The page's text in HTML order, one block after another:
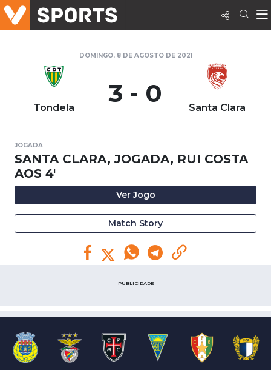
DOMINGO, 8 DE AGOSTO DE 2021
Tondela 3 - 0 Santa Clara
JOGADA
SANTA CLARA, JOGADA, RUI COSTA
AOS 4'
Ver Jogo
Match Story
PUBLICIDADE